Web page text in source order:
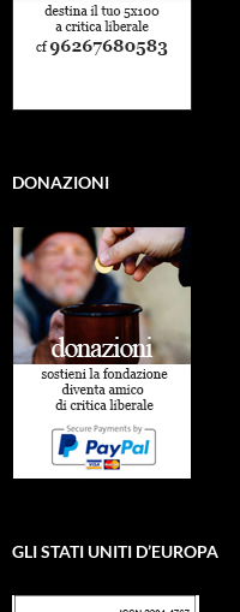
DONAZIONI
GLI STATI UNITI D’EUROPA